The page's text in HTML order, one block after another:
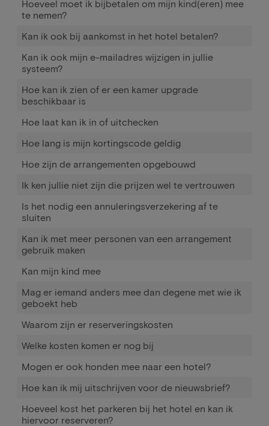
Hoeveel moet ik bijbetalen om mijn kind(eren) mee
te nemen?
Kan ik ook bij aankomst in het hotel betalen?
Kan ik ook mijn e-mailadres wijzigen in jullie
systeem?
Hoe kan ik zien of er een kamer upgrade
beschikbaar is
Hoe laat kan ik in of uitchecken
Hoe lang is mijn kortingscode geldig
Hoe zijn de arrangementen opgebouwd
Ik ken jullie niet zijn die prijzen wel te vertrouwen
Is het nodig een annuleringsverzekering af te
sluiten
Kan ik met meer personen van een arrangement
gebruik maken
Kan mijn kind mee
Mag er iemand anders mee dan degene met wie ik
geboekt heb
Waarom zijn er reserveringskosten
Welke kosten komen er nog bij
Mogen er ook honden mee naar een hotel?
Hoe kan ik mij uitschrijven voor de nieuwsbrief?
Hoeveel kost het parkeren bij het hotel en kan ik
hiervoor reserveren?